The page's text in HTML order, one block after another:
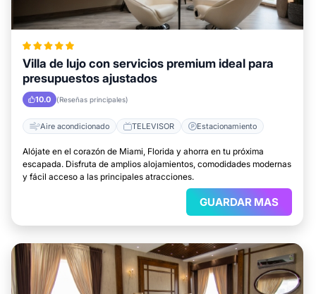
Villa de lujo con servicios premium ideal para
presupuestos ajustados
10.0 (Reseñas principales)
Aire acondicionado TELEVISOR Estacionamiento
Alójate en el corazón de Miami, Florida y ahorra en tu próxima
escapada. Disfruta de amplios alojamientos, comodidades modernas
y fácil acceso a las principales atracciones.
GUARDAR MAS